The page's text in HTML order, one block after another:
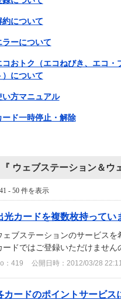
約について
ラーについて
コおトク（エコねびき、エコ・
）について
い方マニュアル
ード一時停止・解除
『 ウェブステーション＆ウ
- 50 件を表示
光カードを複数枚持ってい
ェブステーションのサービス
ードではご登録いただけません
：419 公開日時：2012/03/28
カードのポイントサービス